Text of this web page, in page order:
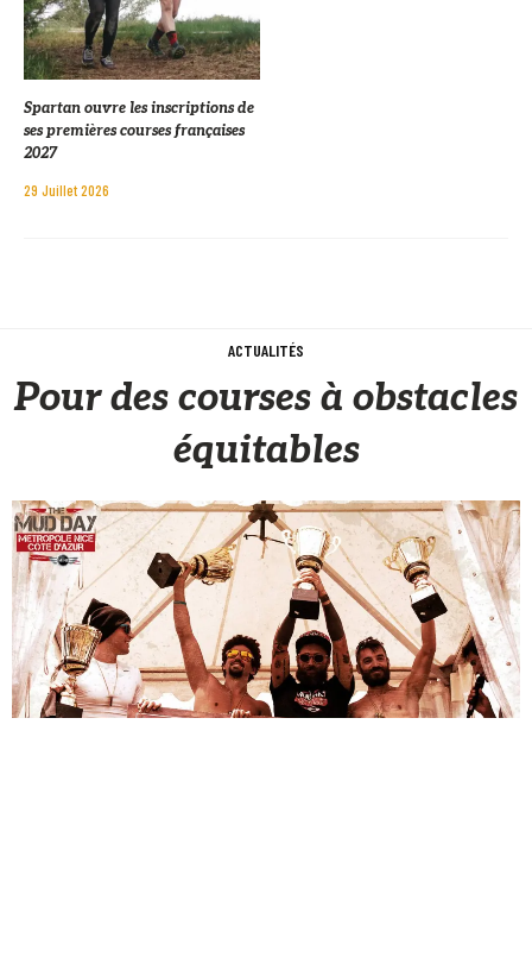
Spartan ouvre les inscriptions de
ses premières courses françaises
2027
29 Juillet 2026
ACTUALITÉS
Pour des courses à obstacles
équitables